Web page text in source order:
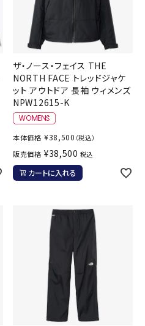
ザ・ノース・フェイス THE
NORTH FACE トレッドジャケ
ット アウトドア 長袖 ウィメンズ
NPW12615-K
本体価格 ¥38,500 （税込）
販売価格 ¥38,500 税込
カートに入れる